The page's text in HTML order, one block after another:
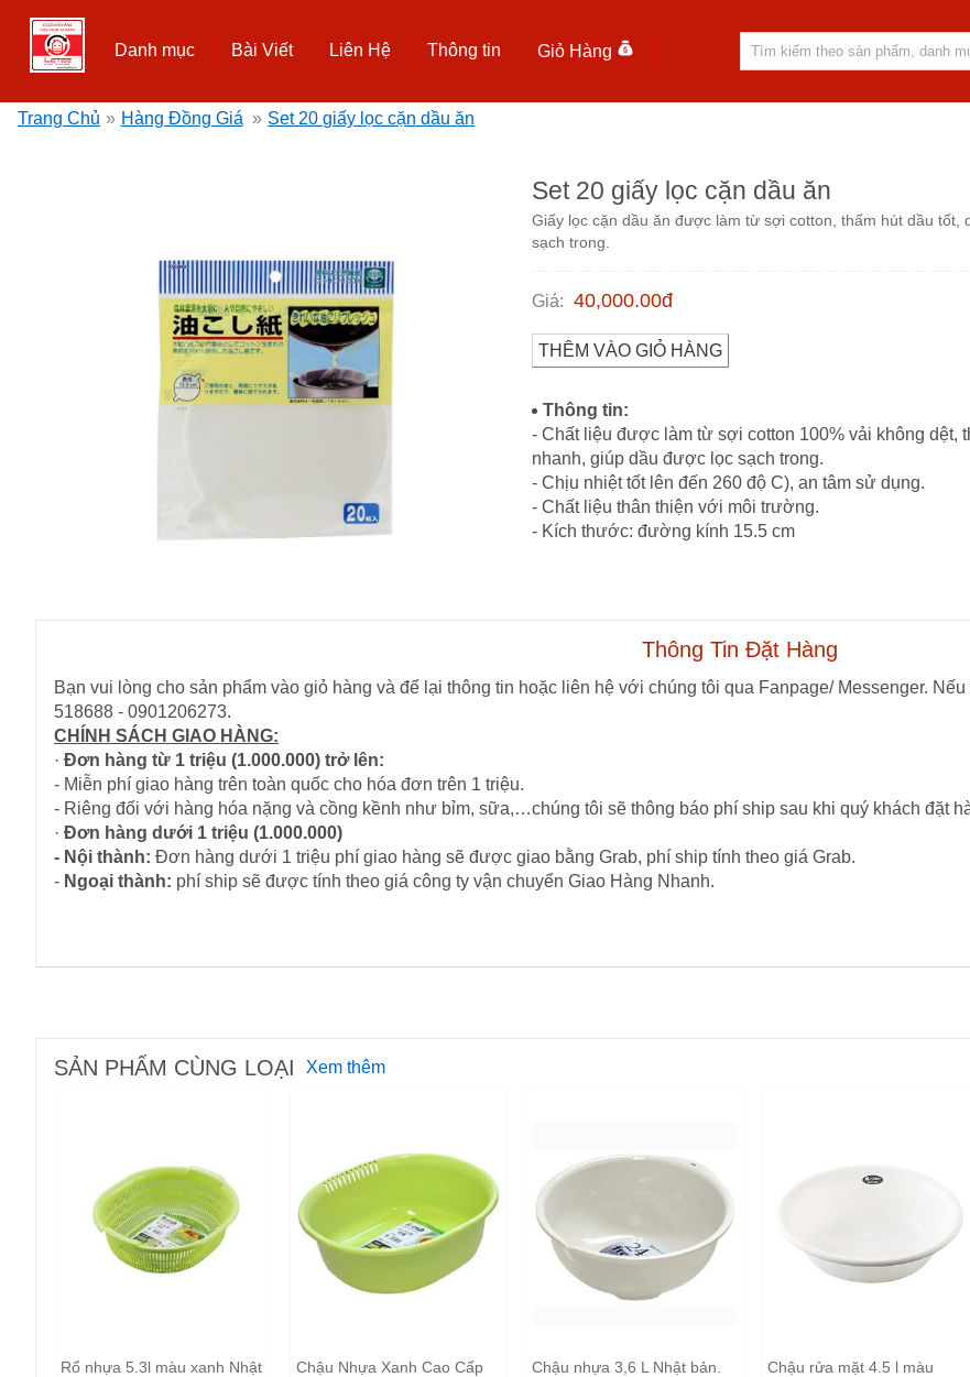
Danh mục Bài Viết Liên Hệ Thông tin Giỏ Hàng
Trang Chủ » Hàng Đồng Giá » Set 20 giấy lọc cặn dầu ăn
Set 20 giấy lọc cặn dầu ăn
Giấy lọc cặn dầu ăn được làm từ sợi cotton, thấm hút dầu
sạch trong.
Giá: 40,000.00đ
THÊM VÀO GIỎ HÀNG
Thông tin:
- Chất liệu được làm từ sợi cotton 100% vải không dệt,
nhanh, giúp dầu được lọc sạch trong.
- Chịu nhiệt tốt lên đến 260 độ C), an tâm sử dụng.
- Chất liệu thân thiện với môi trường.
- Kích thước: đường kính 15.5 cm
Thông Tin Đặt Hàng
Bạn vui lòng cho sản phẩm vào giỏ hàng và để lại thông tin hoặc liên hệ với chúng tôi qua Fanpage/ Messenger.
518688 - 0901206273.
CHÍNH SÁCH GIAO HÀNG:
· Đơn hàng từ 1 triệu (1.000.000) trở lên:
- Miễn phí giao hàng trên toàn quốc cho hóa đơn trên 1 triệu.
- Riêng đối với hàng hóa nặng và cồng kềnh như bỉm, sữa,…chúng tôi sẽ thông báo phí ship sau khi quý khách đặt
· Đơn hàng dưới 1 triệu (1.000.000)
- Nội thành: Đơn hàng dưới 1 triệu phí giao hàng sẽ được giao bằng Grab, phí ship tính theo giá Grab.
- Ngoại thành: phí ship sẽ được tính theo giá công ty vận chuyển Giao Hàng Nhanh.
SẢN PHẨM CÙNG LOẠI Xem thêm
Rổ nhựa 5.3l màu xanh Nhật
Chậu Nhựa Xanh Cao Cấp
Chậu nhựa 3,6 L Nhật bản.
Chậu rửa mặt 4.5 l màu